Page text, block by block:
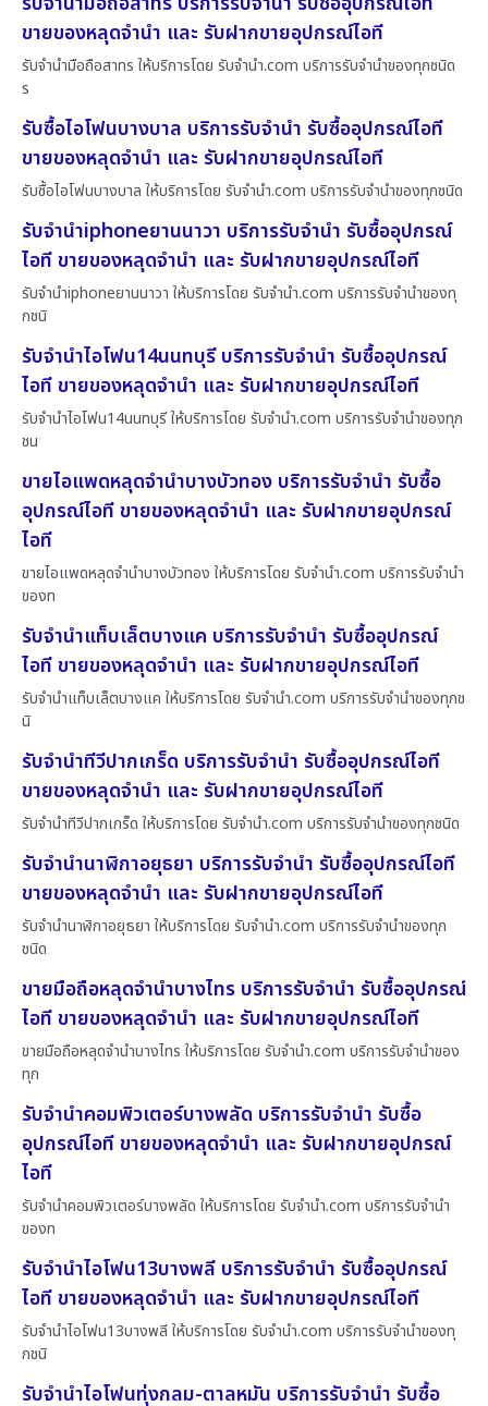
ขายของหลุดจำนำ และ รับฝากขายอุปกรณ์ไอที
รับจำนำมือถือสาทร ให้บริการโดย รับจํานํา.com บริการรับจำนำของทุกชนิด
ร
รับซื้อไอโฟนบางบาล บริการรับจำนำ รับซื้ออุปกรณ์ไอที
ขายของหลุดจำนำ และ รับฝากขายอุปกรณ์ไอที
รับซื้อไอโฟนบางบาล ให้บริการโดย รับจํานํา.com บริการรับจำนำของทุกชนิด
รับจำนำiphoneยานนาวา บริการรับจำนำ รับซื้ออุปกรณ์
ไอที ขายของหลุดจำนำ และ รับฝากขายอุปกรณ์ไอที
รับจำนำiphoneยานนาวา ให้บริการโดย รับจํานํา.com บริการรับจำนำของทุ
กชนิ
รับจำนำไอโฟน14นนทบุรี บริการรับจำนำ รับซื้ออุปกรณ์
ไอที ขายของหลุดจำนำ และ รับฝากขายอุปกรณ์ไอที
รับจำนำไอโฟน14นนทบุรี ให้บริการโดย รับจํานํา.com บริการรับจำนำของทุก
ชน
ขายไอแพดหลุดจำนำบางบัวทอง บริการรับจำนำ รับซื้อ
อุปกรณ์ไอที ขายของหลุดจำนำ และ รับฝากขายอุปกรณ์
ไอที
ขายไอแพดหลุดจำนำบางบัวทอง ให้บริการโดย รับจํานํา.com บริการรับจำนำ
ของท
รับจำนำแท็บเล็ตบางแค บริการรับจำนำ รับซื้ออุปกรณ์
ไอที ขายของหลุดจำนำ และ รับฝากขายอุปกรณ์ไอที
รับจำนำแท็บเล็ตบางแค ให้บริการโดย รับจํานํา.com บริการรับจำนำของทุกช
นิ
รับจำนำทีวีปากเกร็ด บริการรับจำนำ รับซื้ออุปกรณ์ไอที
ขายของหลุดจำนำ และ รับฝากขายอุปกรณ์ไอที
รับจำนำทีวีปากเกร็ด ให้บริการโดย รับจํานํา.com บริการรับจำนำของทุกชนิด
รับจำนำนาฬิกาอยุธยา บริการรับจำนำ รับซื้ออุปกรณ์ไอที
ขายของหลุดจำนำ และ รับฝากขายอุปกรณ์ไอที
รับจำนำนาฬิกาอยุธยา ให้บริการโดย รับจํานํา.com บริการรับจำนำของทุก
ชนิด
ขายมือถือหลุดจำนำบางไทร บริการรับจำนำ รับซื้ออุปกรณ์
ไอที ขายของหลุดจำนำ และ รับฝากขายอุปกรณ์ไอที
ขายมือถือหลุดจำนำบางไทร ให้บริการโดย รับจํานํา.com บริการรับจำนำของ
ทุก
รับจำนำคอมพิวเตอร์บางพลัด บริการรับจำนำ รับซื้อ
อุปกรณ์ไอที ขายของหลุดจำนำ และ รับฝากขายอุปกรณ์
ไอที
รับจำนำคอมพิวเตอร์บางพลัด ให้บริการโดย รับจํานํา.com บริการรับจำนำ
ของท
รับจำนำไอโฟน13บางพลี บริการรับจำนำ รับซื้ออุปกรณ์
ไอที ขายของหลุดจำนำ และ รับฝากขายอุปกรณ์ไอที
รับจำนำไอโฟน13บางพลี ให้บริการโดย รับจํานํา.com บริการรับจำนำของทุ
กชนิ
รับจำนำไอโฟนทุ่งกลม-ตาลหมัน บริการรับจำนำ รับซื้อ